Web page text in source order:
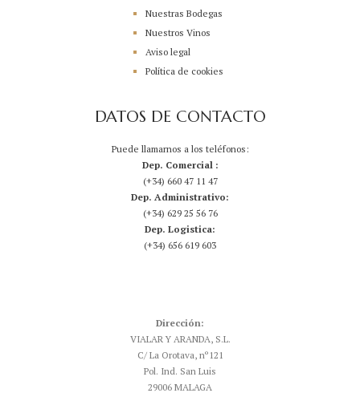
Nuestras Bodegas
Nuestros Vinos
Aviso legal
Política de cookies
DATOS DE CONTACTO
Puede llamarnos a los teléfonos:
Dep. Comercial :
(+34) 660 47 11 47
Dep. Administrativo:
(+34) 629 25 56 76
Dep. Logistica:
(+34) 656 619 603
Dirección:
VIALAR Y ARANDA, S.L.
C/ La Orotava, nº121
Pol. Ind. San Luis
29006 MALAGA